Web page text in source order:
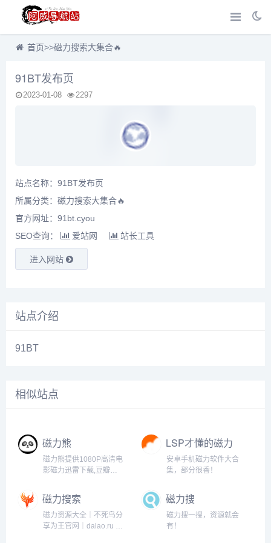
首页>>磁力搜索大集合🔥
91BT发布页
2023-01-08 2297
站点名称：91BT发布页
所属分类： 磁力搜索大集合🔥
官方网址：91bt.cyou
SEO查询：
爱站网 站长工具
进入网站
站点介绍
91BT
相似站点
磁力熊
磁力熊提供1080P高清电
影磁力迅雷下载,豆瓣
1080P高清磁力下载。
LSP才懂的磁力
工具
安卓手机磁力软件大合
集，部分很香！
磁力搜索
磁力资源大全｜不死鸟分
享为王官网｜dalao.ru 大
磁力搜
磁力搜一搜，资源就会
有！